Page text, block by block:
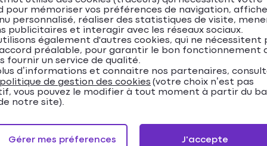
des entreprises peuvent organiser votre
cette solution revient généralement moins
de
pour mémoriser vos préférences de navigation,
personnalisé, réaliser des statistiques de visite,
publicitaires et interagir avec les réseaux sociaux.
également d'autres cookies, qui ne nécessitent
préalable, pour garantir le bon fonctionnement
fournir un service de qualité.
d’informations et connaitre nos partenaires,
politique de gestion des cookies (votre choix n’est pas
vous pouvez le modifier à tout moment à partir du
notre site).
Gérer mes préferences J'accepte